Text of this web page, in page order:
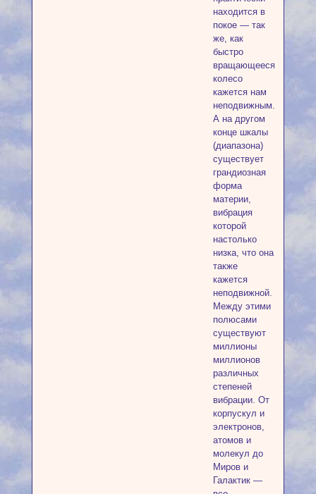
находится в
покое — так
же, как
быстро
вращающееся
колесо
кажется нам
неподвижным.
А на другом
конце шкалы
(диапазона)
существует
грандиозная
форма
материи,
вибрация
которой
настолько
низка, что она
также
кажется
неподвижной.
Между этими
полюсами
существуют
миллионы
миллионов
различных
степеней
вибрации. От
корпускул и
электронов,
атомов и
молекул до
Миров и
Галактик —